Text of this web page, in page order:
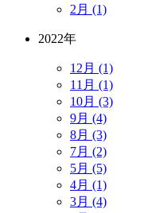
2月 (1)
2022年
12月 (1)
11月 (1)
10月 (3)
9月 (4)
8月 (3)
7月 (2)
5月 (5)
4月 (1)
3月 (4)